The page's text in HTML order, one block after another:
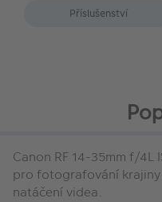
Příslušenství
Canon RF 14-35mm f/4L
pro fotografování
natáčení videa.